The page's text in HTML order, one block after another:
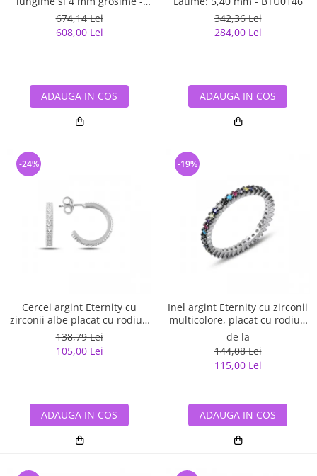
Classical You LSX0141
674,14 Lei
608,00 Lei
ADAUGA IN COS
342,36 Lei
284,00 Lei
ADAUGA IN COS
Cercei argint Eternity cu
zirconii albe placat cu rodiu -
ETU0153
138,79 Lei
105,00 Lei
-24%
ADAUGA IN COS
Inel argint Eternity cu zirconii
multicolore, placat cu rodiu -
ITU0229
de la
144,08 Lei
115,00 Lei
-19%
ADAUGA IN COS